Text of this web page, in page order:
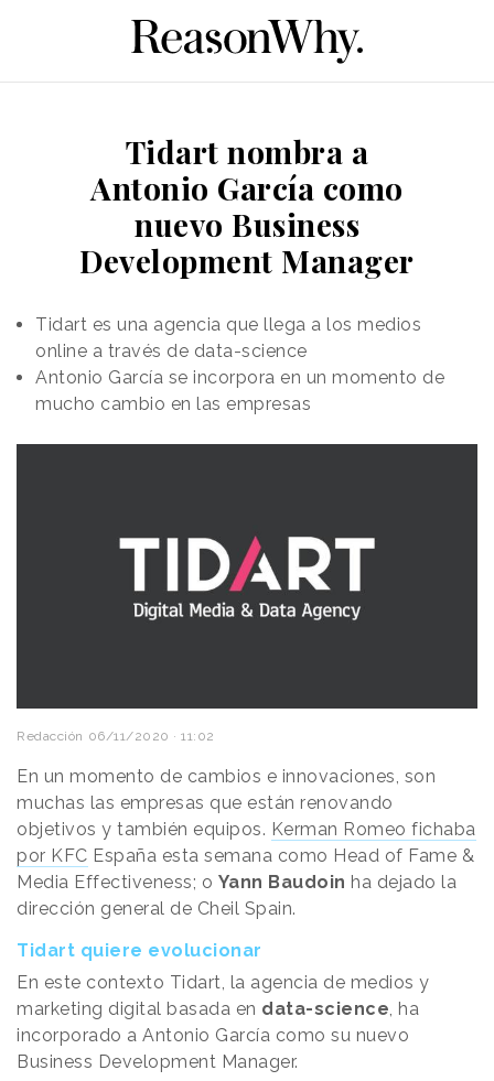
Tidart nombra a
Antonio García como
nuevo Business
Development Manager
Tidart es una agencia que llega a los medios
online a través de data-science
Antonio García se incorpora en un momento de
mucho cambio en las empresas
Redacción 06/11/2020 · 11:02
En un momento de cambios e innovaciones, son
muchas las empresas que están renovando
objetivos y también equipos. Kerman Romeo fichaba
por KFC España esta semana como Head of Fame &
Media Effectiveness; o Yann Baudoin ha dejado la
dirección general de Cheil Spain.
Tidart quiere evolucionar
En este contexto Tidart, la agencia de medios y
marketing digital basada en data-science, ha
incorporado a Antonio García como su nuevo
Business Development Manager.